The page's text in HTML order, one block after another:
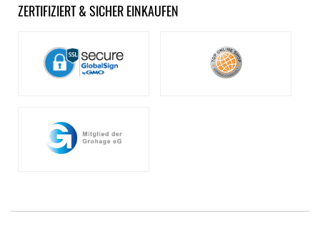
ZERTIFIZIERT & SICHER EINKAUFEN